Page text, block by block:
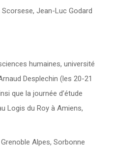
Jean-Luc Godard
humaines, université
Desplechin (les 20-21
que la journée d’étude
Logis du Roy à Amiens,
Alpes, Sorbonne